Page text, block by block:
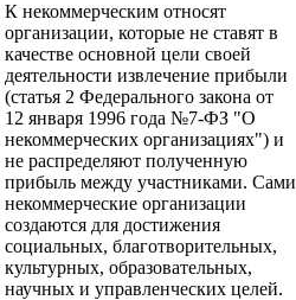
К некоммерческим относят
организации, которые не ставят в
качестве основной цели своей
деятельности извлечение прибыли
(статья 2 Федерального закона от
12 января 1996 года №7-ФЗ "О
некоммерческих организациях") и
не распределяют полученную
прибыль между участниками. Сами
некоммерческие организации
создаются для достижения
социальных, благотворительных,
культурных, образовательных,
научных и управленческих целей.